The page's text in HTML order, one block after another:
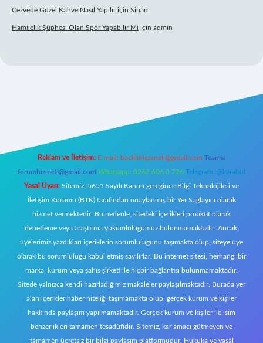
Cezvede Güzel Kahve Nasıl Yapılıriçin Sinan
Hamilelik Şüphesi Olan Spor Yapabilir Mi için admin
Reklam ve İletişim: E-mail: backlinkpaneli@gmail.com Teams:
forumhizmeti@gmail.com Whatsapp: 0262 606 0 726 Telegram: @karabul
Yasal Uyarı: Sitemiz, 5651 Sayılı Kanun gereğince Bilgi Teknolojileri ve
İletişim Kurumu (BTK) tarafından onaylanmış bir Yer Sağlayıcı olarak
hizmet vermektedir. Bu nedenle, sitedeki içerikleri proaktif olarak
denetleme veya araştırma yükümlülüğümüz bulunmamaktadır. Ancak,
üyelerimiz yazdıkları içeriklerin sorumluluğunu taşımakta olup, siteye üye
olarak bu sorumluluğu kabul etmiş sayılırlar. Bu internet sitesi, herhangi bir
marka, kurum veya şahıs şirketi ile hiçbir bağlantısı bulunmamaktadır.
Sitede yalnızca kendi hazırladığımız makaleler paylaşılmaktadır. Burada yer
alan içerikler haber niteliği taşımamakta olup, gerçek kurum ve kişiler
hakkında paylaşım yapılmamaktadır. Gerçek kurum ve kişiler ile isim
benzerlikleri tamamen tesadüfidir. Sitemiz, kar amacı gütmeyen ve
tamamen ücretsiz bir bilgi paylaşım platformudur. Hukuka ve yasal